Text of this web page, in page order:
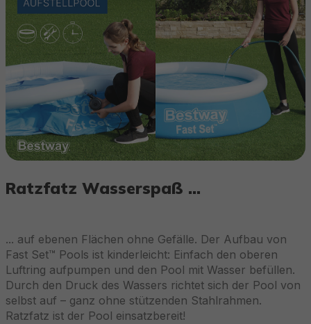
Ratzfatz Wasserspaß …
... auf ebenen Flächen ohne Gefälle. Der Aufbau von
Fast Set™ Pools ist kinderleicht: Einfach den oberen
Luftring aufpumpen und den Pool mit Wasser befüllen.
Durch den Druck des Wassers richtet sich der Pool von
selbst auf – ganz ohne stützenden Stahlrahmen.
Ratzfatz ist der Pool einsatzbereit!